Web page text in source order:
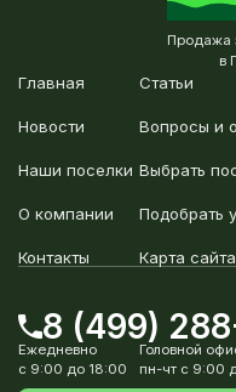
Продажа
в
Главная
Новости
Наши поселки
О компании
Контакты
Статьи
Вопросы и
Выбрать
Подобрать
Карта сайта
8 (499)
Ежедневно
с 9:00 до 18:00
Головной
пн-чт с 9:00